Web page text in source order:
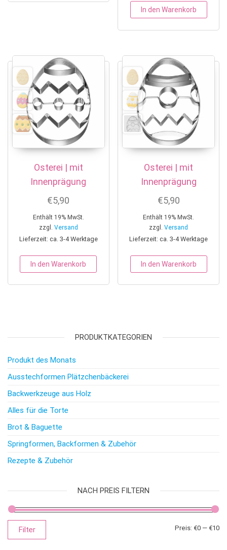
In den Warenkorb
Osterei | mit
Innenprägung
€5,90
Enthält 19% MwSt.
zzgl. Versand
Lieferzeit: ca. 3-4 Werktage
In den Warenkorb
Osterei | mit
Innenprägung
€5,90
Enthält 19% MwSt.
zzgl.Versand
Lieferzeit: ca. 3-4 Werktage
In den Warenkorb
PRODUKTKATEGORIEN
Produkt des Monats
Ausstechformen Plätzchenbäckerei
Backwerkzeuge aus Holz
Alles für die Torte
Brot & Baguette
Springformen, Backformen & Zubehör
Rezepte & Zubehör
NACH PREIS FILTERN
Filter Preis: €0 — €10